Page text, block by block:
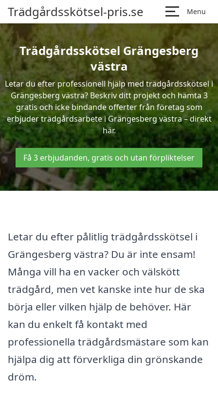
Trädgårdsskötsel-pris.se Menu
Trädgårdsskötsel Grängesberg
västra
Letar du efter professionell hjälp med trädgårdsskötsel i
Grängesberg västra? Beskriv ditt projekt och hämta 3
gratis och icke bindande offerter från företag som
erbjuder trädgårdsarbete i Grängesberg västra – direkt
här.
Få 3 erbjudanden, gratis och utan förpliktelser
Letar du efter pålitlig trädgårdsskötsel i
Grängesberg västra? Du är inte ensam!
Många vill ha en vacker och välskött
trädgård, men vet kanske inte hur de ska
börja eller vilken hjälp de behöver. Här
kan du enkelt få kontakt med
professionella trädgårdsmästare som kan
hjälpa dig att förverkliga din grönskande
dröm.